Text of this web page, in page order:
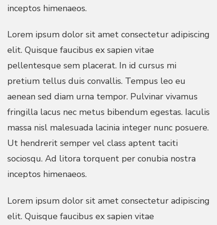
inceptos himenaeos.
Lorem ipsum dolor sit amet consectetur adipiscing
elit. Quisque faucibus ex sapien vitae
pellentesque sem placerat. In id cursus mi
pretium tellus duis convallis. Tempus leo eu
aenean sed diam urna tempor. Pulvinar vivamus
fringilla lacus nec metus bibendum egestas. Iaculis
massa nisl malesuada lacinia integer nunc posuere.
Ut hendrerit semper vel class aptent taciti
sociosqu. Ad litora torquent per conubia nostra
inceptos himenaeos.
Lorem ipsum dolor sit amet consectetur adipiscing
elit. Quisque faucibus ex sapien vitae